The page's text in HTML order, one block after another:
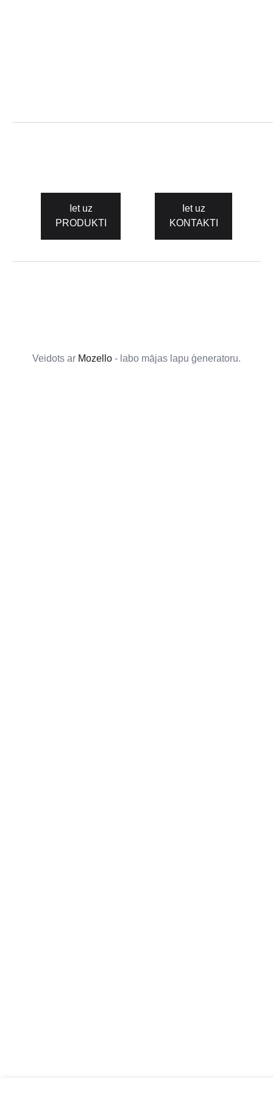
Iet uz
PRODUKTI
Iet uz
KONTAKTI
Veidots ar Mozello - labo mājas lapu ģeneratoru.